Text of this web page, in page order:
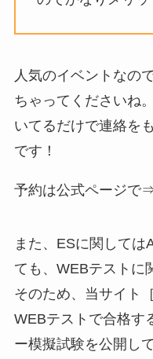
人気のイベントなの
ちゃってくださいね
いてるだけで連絡を
です！
予約は公式ページで
また、ESに関しては
ても、WEBテストに
そのため、当サイト
WEBテストで合格す
ー模擬試験を公開し